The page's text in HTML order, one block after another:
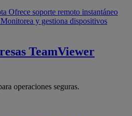
Ofrece soporte remoto instantáneo
Monitorea y gestiona dispositivos
TeamViewer
operaciones seguras.